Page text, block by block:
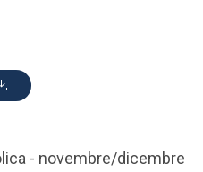
- novembre/dicembre